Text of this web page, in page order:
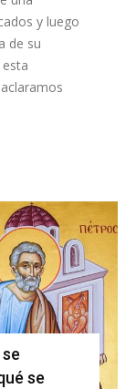
y luego
de su
se